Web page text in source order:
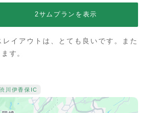
2サムプランを表示
イアウトは、とても良いです。また
す。
川伊香保IC